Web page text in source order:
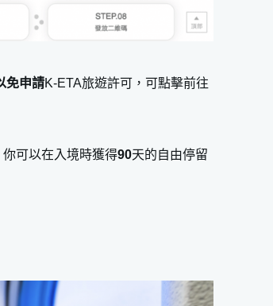
免申請K-ETA旅遊許可，可點擊前往
可以在入境時獲得90天的自由停留